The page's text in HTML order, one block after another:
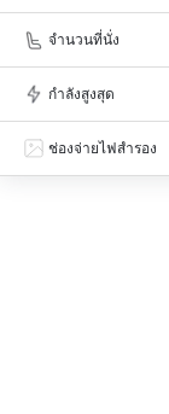
จำนวนที่นั่ง
กำลังสูงสุด
ช่องจ่ายไฟสำรอง